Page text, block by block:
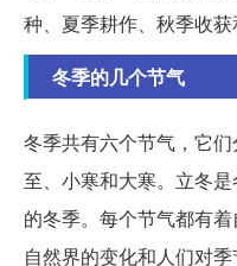
种、夏季耕作、秋季收获
冬季的几个节气
冬季共有六个节气，它
至、小寒和大寒。立冬
的冬季。每个节气都有
自然界的变化和人们对季